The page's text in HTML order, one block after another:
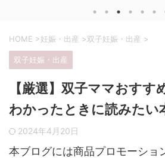
HOME >妊娠・出産 >双子妊娠・出産 >
双子妊娠・出産
【厳選】双子ママおすす
わかったときに読みたい
2024年4月20日
本ブログには商品プロモーショ